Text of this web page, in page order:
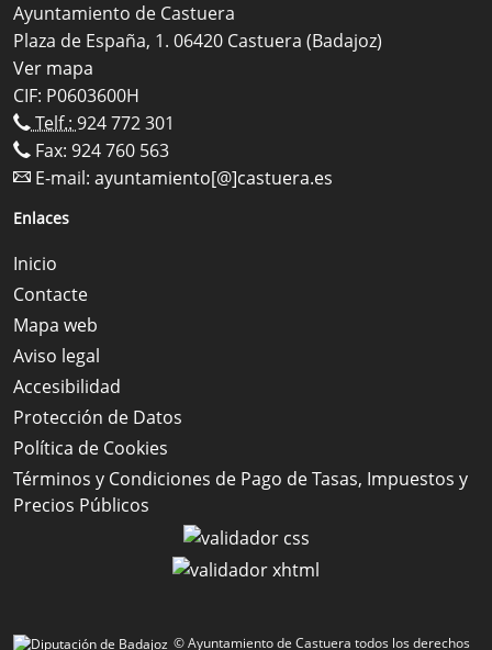
Ayuntamiento de Castuera
Plaza de España, 1. 06420 Castuera (Badajoz)
Ver mapa
CIF: P0603600H
Telf.: 924 772 301
Fax: 924 760 563
E-mail: ayuntamiento[@]castuera.es
Enlaces
Inicio
Contacte
Mapa web
Aviso legal
Accesibilidad
Protección de Datos
Política de Cookies
Términos y Condiciones de Pago de Tasas, Impuestos y
Precios Públicos
© Ayuntamiento de Castuera todos los derechos